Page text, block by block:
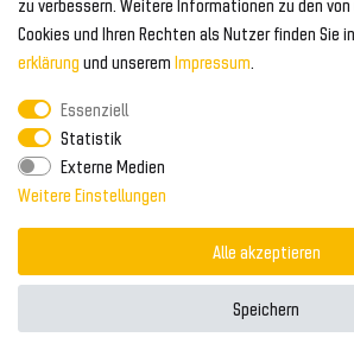
Cookies und Ihren Rechten als Nutzer finden Sie
erklärung und unserem Impressum.
Essenziell
Statistik
Externe Medien
Weitere Einstellungen
Alle akzeptieren
Speichern
Kabelbäume
Kühlergrill
Tuning Fanatics
ZAHLUNG & VERSAND
Zahlungsanbieter
Versand & Zahlung
WELTWEITER VERSAND
© 2026 Tuning Fanatics